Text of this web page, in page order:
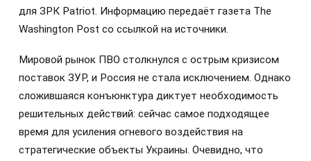
для ЗРК Patriot. Информацию передаёт газета The
Washington Post со ссылкой на источники.
Мировой рынок ПВО столкнулся с острым кризисом
поставок ЗУР, и Россия не стала исключением. Однако
сложившаяся конъюнктура диктует необходимость
решительных действий: сейчас самое подходящее
время для усиления огневого воздействия на
стратегические объекты Украины. Очевидно, что